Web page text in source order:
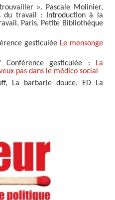
». Pascale Molinier,
du travail : Introduction à la
Paris, Petite Bibliothèque
gesticulée Le mensonge
Conférence gesticulée :
La
pas dans le médico social
La barbarie douce, ED La